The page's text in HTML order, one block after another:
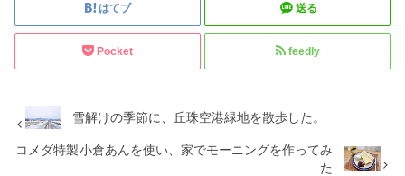
はてブ 送る
Pocket feedly
雪解けの季節に、丘珠空港緑地を散歩した。
コメダ特製小倉あんを使い、家でモーニングを作ってみ
た